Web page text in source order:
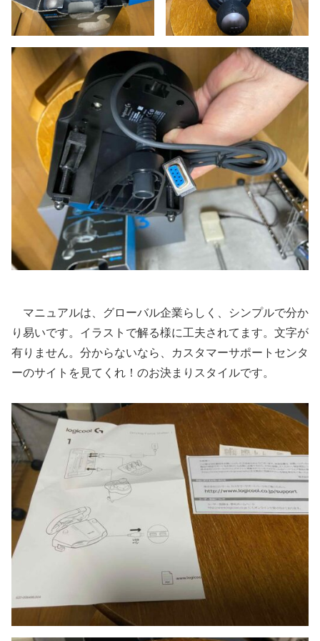
マニュアルは、グローバル企業らしく、シンプルで分か
り易いです。イラストで解る様に工夫されてます。文字が
有りません。分からないなら、カスタマーサポートセンタ
ーのサイトを見てくれ！のお決まりスタイルです。